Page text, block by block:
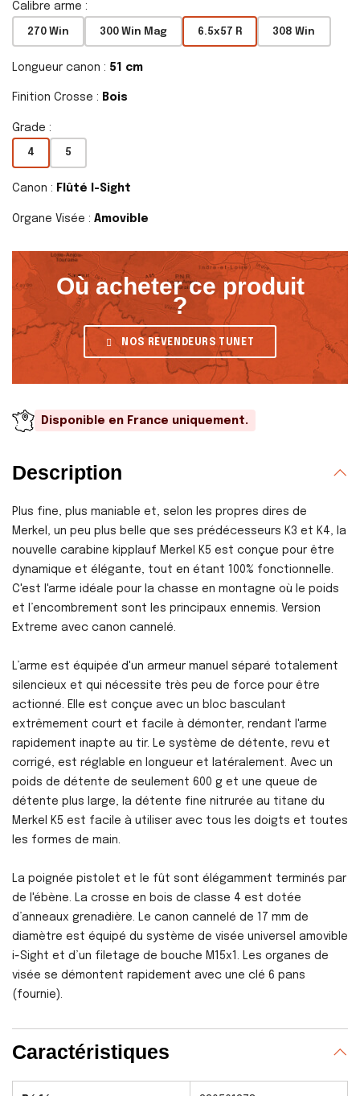
Calibre arme :
270 Win 300 Win Mag 6.5x57 R 308 Win
Longueur canon : 51 cm
Finition Crosse : Bois
Grade :
4 5
Canon : Flûté I-Sight
Organe Visée : Amovible
Où acheter ce produit
?
NOS REVENDEURS TUNET
Disponible en France uniquement.
Description
Plus fine, plus maniable et, selon les propres dires de
Merkel, un peu plus belle que ses prédécesseurs K3 et K4, la
nouvelle carabine kipplauf Merkel K5 est conçue pour être
dynamique et élégante, tout en étant 100% fonctionnelle.
C'est l'arme idéale pour la chasse en montagne où le poids
et l’encombrement sont les principaux ennemis. Version
Extreme avec canon cannelé.
L’arme est équipée d'un armeur manuel séparé totalement
silencieux et qui nécessite très peu de force pour être
actionné. Elle est conçue avec un bloc basculant
extrêmement court et facile à démonter, rendant l'arme
rapidement inapte au tir. Le système de détente, revu et
corrigé, est réglable en longueur et latéralement. Avec un
poids de détente de seulement 600 g et une queue de
détente plus large, la détente fine nitrurée au titane du
Merkel K5 est facile à utiliser avec tous les doigts et toutes
les formes de main.
La poignée pistolet et le fût sont élégamment terminés par
de l'ébène. La crosse en bois de classe 4 est dotée
d’anneaux grenadière. Le canon cannelé de 17 mm de
diamètre est équipé du système de visée universel amovible
i-Sight et d’un filetage de bouche M15x1. Les organes de
visée se démontent rapidement avec une clé 6 pans
(fournie).
Caractéristiques